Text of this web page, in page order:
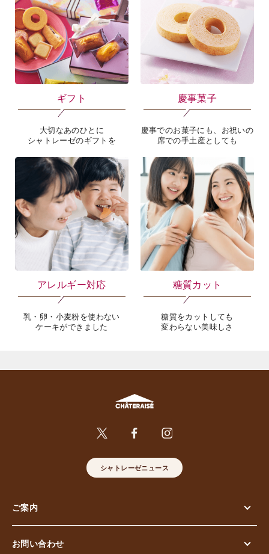
ギフト
大切なあのひとに
シャトレーゼのギフトを
慶事菓子
慶事でのお菓子にも、お祝いの
席での手土産としても
アレルギー対応
乳・卵・小麦粉を使わない
ケーキができました
糖質カット
糖質をカットしても
変わらない美味しさ
シャトレーゼニュース
ご案内
お問い合わせ